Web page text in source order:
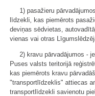
1) pasažieru
līdzekli, kas piemērots
deviņas sēdvietas,
vienas vai otras
2) kravu pārvadājumos -
Puses valsts teritorijā
kas piemērots kravu
"transportlīdzeklis" attiecas
transportlīdzekli savienotu